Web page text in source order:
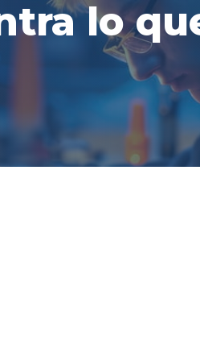
lo